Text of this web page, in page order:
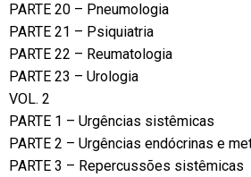
PARTE 20 – Pneumologia
PARTE 21 – Psiquiatria
PARTE 22 – Reumatologia
PARTE 23 – Urologia
VOL. 2
PARTE 1 – Urgências sistêmicas
PARTE 2 – Urgências endócrinas e
PARTE 3 – Repercussões sistêmicas